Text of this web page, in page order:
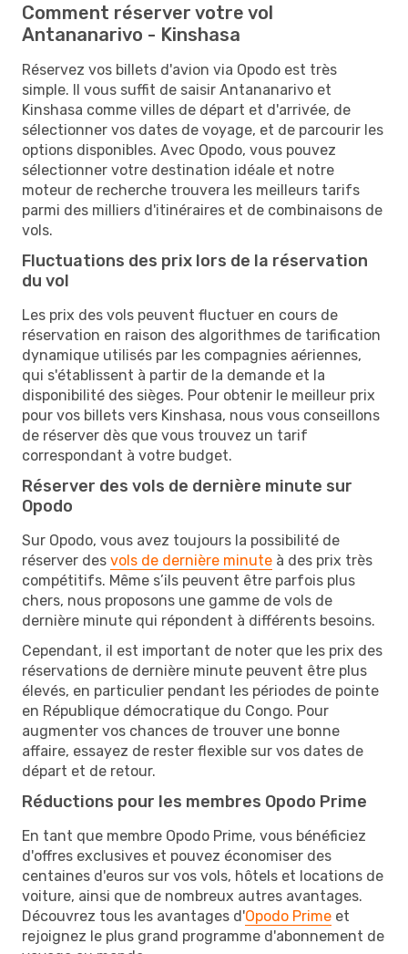
Comment réserver votre vol
Antananarivo - Kinshasa
Réservez vos billets d'avion via Opodo est très
simple. Il vous suffit de saisir Antananarivo et
Kinshasa comme villes de départ et d'arrivée, de
sélectionner vos dates de voyage, et de parcourir les
options disponibles. Avec Opodo, vous pouvez
sélectionner votre destination idéale et notre
moteur de recherche trouvera les meilleurs tarifs
parmi des milliers d'itinéraires et de combinaisons de
vols.
Fluctuations des prix lors de la réservation
du vol
Les prix des vols peuvent fluctuer en cours de
réservation en raison des algorithmes de tarification
dynamique utilisés par les compagnies aériennes,
qui s'établissent à partir de la demande et la
disponibilité des sièges. Pour obtenir le meilleur prix
pour vos billets vers Kinshasa, nous vous conseillons
de réserver dès que vous trouvez un tarif
correspondant à votre budget.
Réserver des vols de dernière minute sur
Opodo
Sur Opodo, vous avez toujours la possibilité de
réserver des vols de dernière minute à des prix très
compétitifs. Même s’ils peuvent être parfois plus
chers, nous proposons une gamme de vols de
dernière minute qui répondent à différents besoins.
Cependant, il est important de noter que les prix des
réservations de dernière minute peuvent être plus
élevés, en particulier pendant les périodes de pointe
en République démocratique du Congo. Pour
augmenter vos chances de trouver une bonne
affaire, essayez de rester flexible sur vos dates de
départ et de retour.
Réductions pour les membres Opodo Prime
En tant que membre Opodo Prime, vous bénéficiez
d'offres exclusives et pouvez économiser des
centaines d'euros sur vos vols, hôtels et locations de
voiture, ainsi que de nombreux autres avantages.
Découvrez tous les avantages d'Opodo Prime et
rejoignez le plus grand programme d'abonnement de